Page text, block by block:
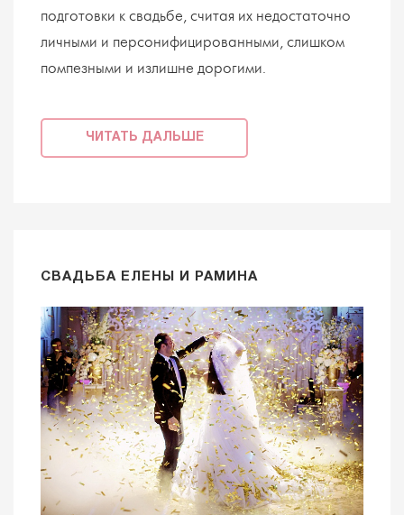
подготовки к свадьбе, считая их недостаточно
личными и персонифицированными, слишком
помпезными и излишне дорогими.
ЧИТАТЬ ДАЛЬШЕ
СВАДЬБА ЕЛЕНЫ И РАМИНА